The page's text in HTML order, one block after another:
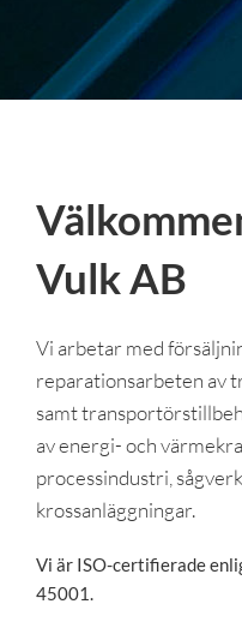
Vulk AB
Vi arbetar med
reparationsarbeten av
samt
av energi- och
processindustri,
krossanläggningar.
Vi är ISO-certifierade
45001.